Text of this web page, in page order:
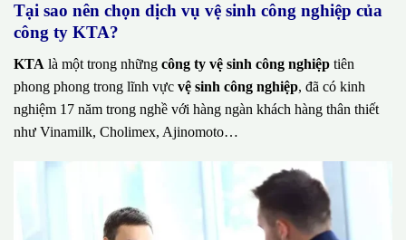
Tại sao nên chọn dịch vụ vệ sinh công nghiệp của
công ty KTA?
KTA là một trong những công ty vệ sinh công nghiệp tiên
phong phong trong lĩnh vực vệ sinh công nghiệp, đã có kinh
nghiệm 17 năm trong nghề với hàng ngàn khách hàng thân thiết
như Vinamilk, Cholimex, Ajinomoto…